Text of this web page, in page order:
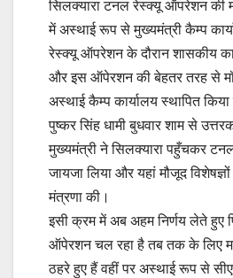
सिलक्यारा टनल रेस्क्यू ऑपरेशन की
में अस्थाई रूप से मुख्यमंत्री कैम्प
रेस्क्यू ऑपरेशन के दौरान शासकीय
और इस ऑपेरशन की बेहतर तरह से
अस्थाई कैम्प कार्यालय स्थापित
पुष्कर सिंह धामी बुधवार शाम से
मुख्यमंत्री ने सिलक्यारा पहुँचकर
जायजा लिया और यहां मौजूद
मंत्रणा की।
इसी क्रम में अब अहम निर्णय लेते
ऑपेरशन चल रहा है तब तक के लिए
ठहरे हुए हैं वहीं पर अस्थाई रूप से